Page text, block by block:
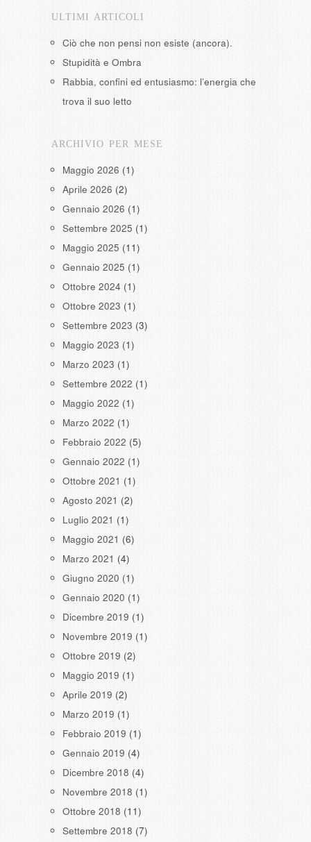
ULTIMI ARTICOLI
Ciò che non pensi non esiste (ancora).
Stupidità e Ombra
Rabbia, confini ed entusiasmo: l’energia che
trova il suo letto
ARCHIVIO PER MESE
Maggio 2026 (1)
Aprile 2026 (2)
Gennaio 2026 (1)
Settembre 2025 (1)
Maggio 2025 (11)
Gennaio 2025 (1)
Ottobre 2024 (1)
Ottobre 2023 (1)
Settembre 2023 (3)
Maggio 2023 (1)
Marzo 2023 (1)
Settembre 2022 (1)
Maggio 2022 (1)
Marzo 2022 (1)
Febbraio 2022 (5)
Gennaio 2022 (1)
Ottobre 2021 (1)
Agosto 2021 (2)
Luglio 2021 (1)
Maggio 2021 (6)
Marzo 2021 (4)
Giugno 2020 (1)
Gennaio 2020 (1)
Dicembre 2019 (1)
Novembre 2019 (1)
Ottobre 2019 (2)
Maggio 2019 (1)
Aprile 2019 (2)
Marzo 2019 (1)
Febbraio 2019 (1)
Gennaio 2019 (4)
Dicembre 2018 (4)
Novembre 2018 (1)
Ottobre 2018 (11)
Settembre 2018 (7)